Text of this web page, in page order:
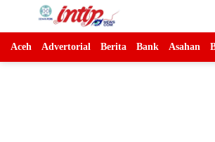
Langsung
Aceh Advertorial Berita Bank Asahan